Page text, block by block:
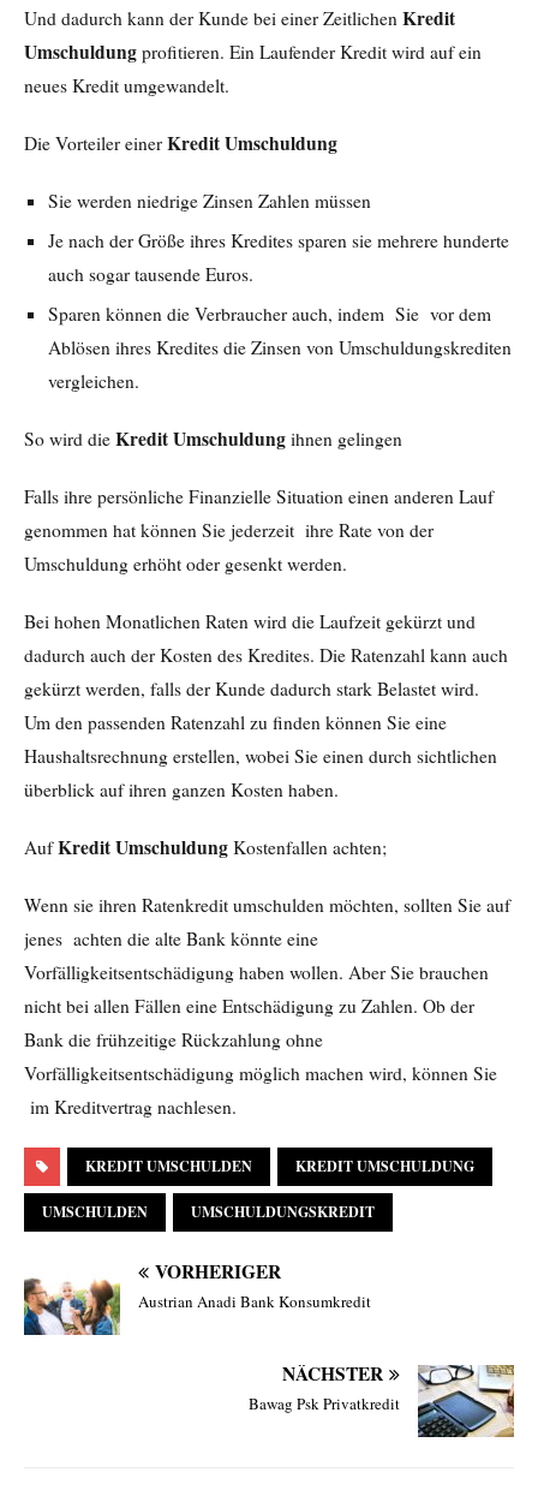
Und dadurch kann der Kunde bei einer Zeitlichen Kredit
Umschuldung profitieren. Ein Laufender Kredit wird auf ein
neues Kredit umgewandelt.
Die Vorteiler einer Kredit Umschuldung
Sie werden niedrige Zinsen Zahlen müssen
Je nach der Größe ihres Kredites sparen sie mehrere hunderte
auch sogar tausende Euros.
Sparen können die Verbraucher auch, indem Sie vor dem
Ablösen ihres Kredites die Zinsen von Umschuldungskrediten
vergleichen.
So wird die Kredit Umschuldung ihnen gelingen
Falls ihre persönliche Finanzielle Situation einen anderen Lauf
genommen hat können Sie jederzeit ihre Rate von der
Umschuldung erhöht oder gesenkt werden.
Bei hohen Monatlichen Raten wird die Laufzeit gekürzt und
dadurch auch der Kosten des Kredites. Die Ratenzahl kann auch
gekürzt werden, falls der Kunde dadurch stark Belastet wird.
Um den passenden Ratenzahl zu finden können Sie eine
Haushaltsrechnung erstellen, wobei Sie einen durch sichtlichen
überblick auf ihren ganzen Kosten haben.
AufKredit Umschuldung Kostenfallen achten;
Wenn sie ihren Ratenkredit umschulden möchten, sollten Sie auf
jenes achten die alte Bank könnte eine
Vorfälligkeitsentschädigung haben wollen. Aber Sie brauchen
nicht bei allen Fällen eine Entschädigung zu Zahlen. Ob der
Bank die frühzeitige Rückzahlung ohne
Vorfälligkeitsentschädigung möglich machen wird, können Sie
im Kreditvertrag nachlesen.
KREDIT UMSCHULDEN KREDIT UMSCHULDUNG
UMSCHULDEN UMSCHULDUNGSKREDIT
VORHERIGER
Austrian Anadi Bank Konsumkredit
NÄCHSTER
Bawag Psk Privatkredit